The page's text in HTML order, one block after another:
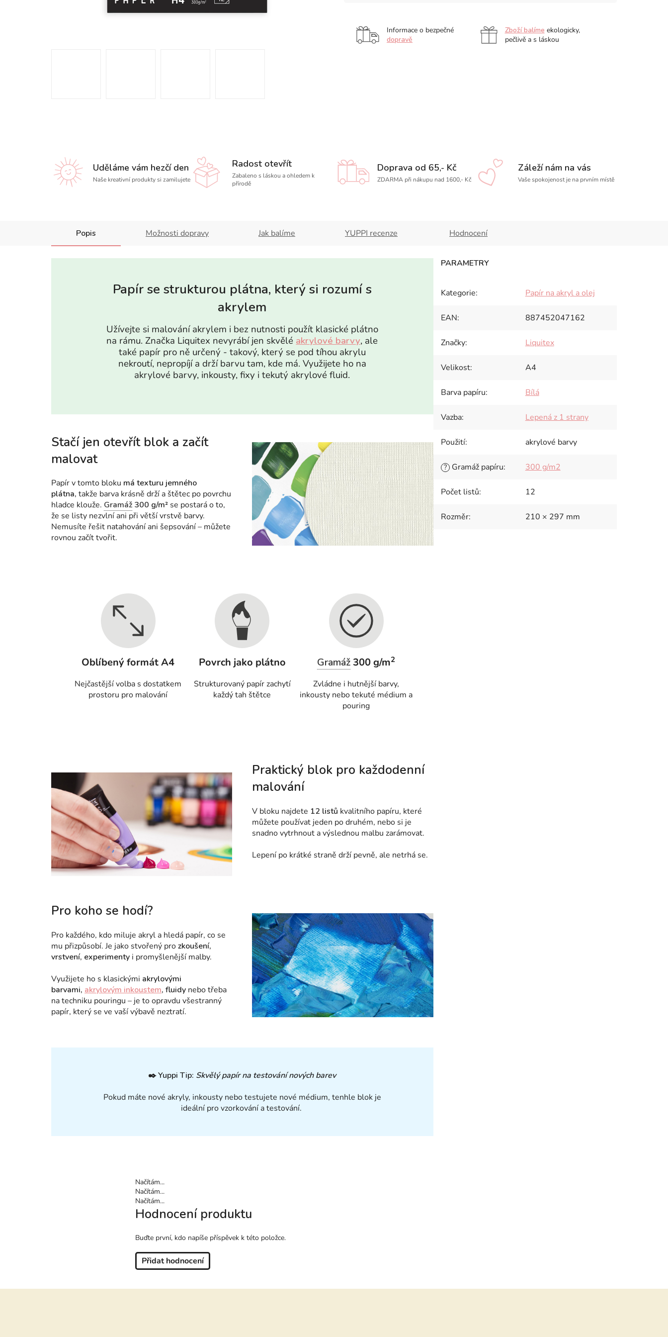
Informace o bezpečné
dopravě
Zboží balíme ekologicky,
pečlivě a s láskou
Uděláme vám hezčí den
Naše kreativní produkty si zamilujete
Radost otevřít
Zabaleno s láskou a ohledem k
přírodě
Doprava od 65,- Kč
ZDARMA při nákupu nad 1600,- Kč
Záleží nám na vás
Vaše spokojenost je na prvním místě
Popis Možnosti dopravy Jak balíme YUPPI recenze Hodnocení
Papír se strukturou plátna, který si rozumí s
akrylem
Užívejte si malování akrylem i bez nutnosti použít klasické plátno
na rámu. Značka Liquitex nevyrábí jen skvělé akrylové barvy, ale
také papír pro ně určený - takový, který se pod tíhou akrylu
nekroutí, nepropíjí a drží barvu tam, kde má. Využijete ho na
akrylové barvy, inkousty, fixy i tekutý akrylové fluid.
Stačí jen otevřít blok a začít
malovat
Papír v tomto bloku má texturu jemného
plátna, takže barva krásně drží a štětec po povrchu
hladce klouže. Gramáž 300 g/m² se postará o to,
že se listy nezvlní ani při větší vrstvě barvy.
Nemusíte řešit natahování ani šepsování – můžete
rovnou začít tvořit.
Oblíbený formát A4
Nejčastější volba s dostatkem
prostoru pro malování
Povrch jako plátno
Strukturovaný papír zachytí
každý tah štětce
Gramáž 300 g/m2
Zvládne i hutnější barvy,
inkousty nebo tekuté médium a
pouring
Praktický blok pro každodenní
malování
V bloku najdete 12 listů kvalitního papíru, které
můžete používat jeden po druhém, nebo si je
snadno vytrhnout a výslednou malbu zarámovat.
Lepení po krátké straně drží pevně, ale netrhá se.
Pro koho se hodí?
Pro každého, kdo miluje akryl a hledá papír, co se
mu přizpůsobí. Je jako stvořený prozkoušení,
vrstvení, experimenty i promyšlenější malby.
Využijete ho s klasickými akrylovými
barvami, akrylovým inkoustem, fluidy nebo třeba
na techniku pouringu – je to opravdu všestranný
papír, který se ve vaší výbavě neztratí.
✒️Yuppi Tip: Skvělý papír na testování nových barev
Pokud máte nové akryly, inkousty nebo testujete nové médium, tenhle blok je
ideální pro vzorkování a testování.
Kategorie: Papír na akryl a olej
EAN: 887452047162
Značky: Liquitex
Velikost: A4
Barva papíru: Bílá
Vazba: Lepená z 1 strany
Použití: akrylové barvy
? Gramáž papíru: 300 g/m2
Počet listů: 12
Rozměr: 210 × 297 mm
Načítám...
Načítám...
Načítám...
Hodnocení produktu
Buďte první, kdo napíše příspěvek k této položce.
Přidat hodnocení